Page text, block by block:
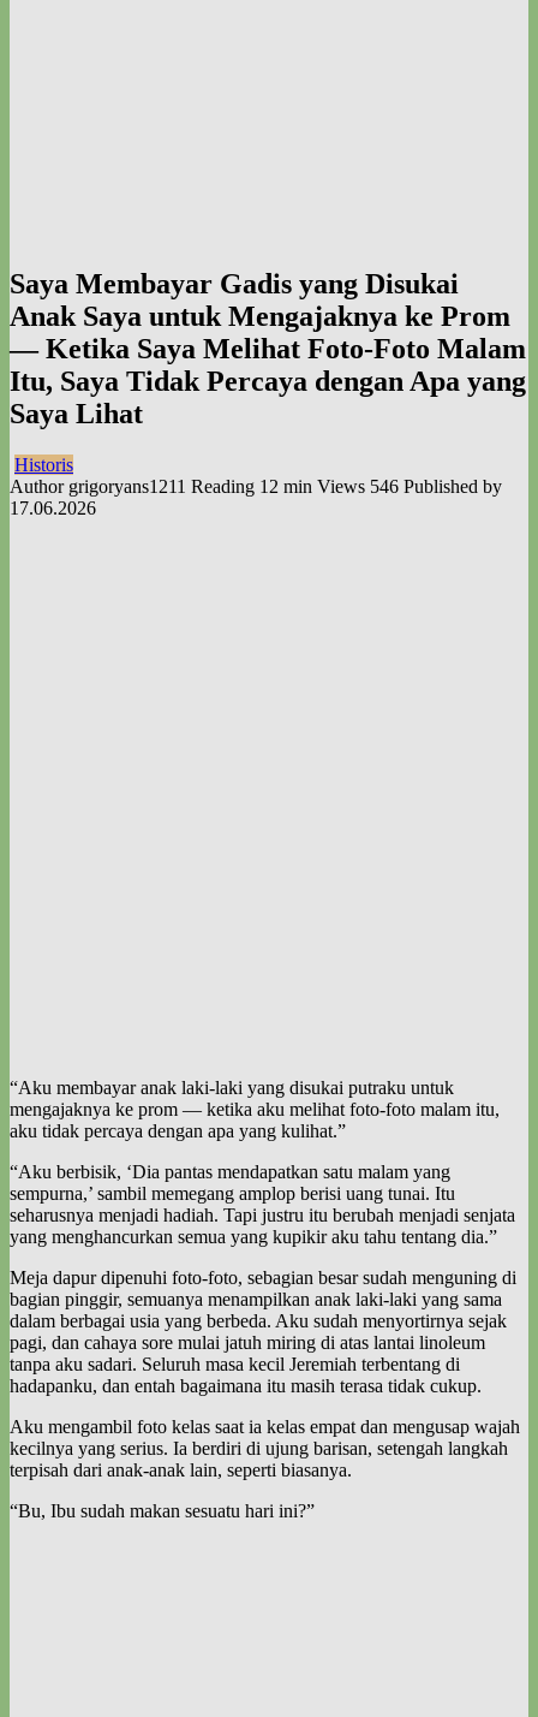
Saya Membayar Gadis yang Disukai
Anak Saya untuk Mengajaknya ke Prom
— Ketika Saya Melihat Foto-Foto Malam
Itu, Saya Tidak Percaya dengan Apa yang
Saya Lihat
Historis
Author grigoryans1211 Reading 12 min Views 546 Published by
17.06.2026
“Aku membayar anak laki-laki yang disukai putraku untuk
mengajaknya ke prom — ketika aku melihat foto-foto malam itu,
aku tidak percaya dengan apa yang kulihat.”
“Aku berbisik, ‘Dia pantas mendapatkan satu malam yang
sempurna,’ sambil memegang amplop berisi uang tunai. Itu
seharusnya menjadi hadiah. Tapi justru itu berubah menjadi senjata
yang menghancurkan semua yang kupikir aku tahu tentang dia.”
Meja dapur dipenuhi foto-foto, sebagian besar sudah menguning di
bagian pinggir, semuanya menampilkan anak laki-laki yang sama
dalam berbagai usia yang berbeda. Aku sudah menyortirnya sejak
pagi, dan cahaya sore mulai jatuh miring di atas lantai linoleum
tanpa aku sadari. Seluruh masa kecil Jeremiah terbentang di
hadapanku, dan entah bagaimana itu masih terasa tidak cukup.
Aku mengambil foto kelas saat ia kelas empat dan mengusap wajah
kecilnya yang serius. Ia berdiri di ujung barisan, setengah langkah
terpisah dari anak-anak lain, seperti biasanya.
“Bu, Ibu sudah makan sesuatu hari ini?”